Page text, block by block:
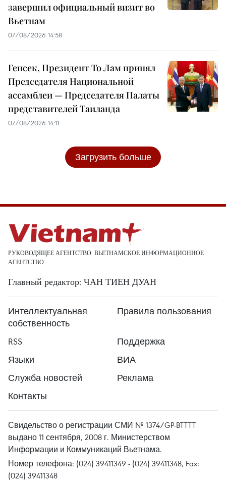
завершил официальный визит во
Вьетнам
07/08/2026 14:58
Генсек, Президент То Лам принял
Председателя Национальной
ассамблеи — Председателя Палаты
представителей Таиланда
07/08/2026 14:11
Загрузить больше
РУКОВОДЯЩЕЕ АГЕНТСТВО: ВЬЕТНАМСКОЕ ИНФОРМАЦИОННОЕ
АГЕНТСТВО
Главный редактор: ЧАН ТИЕН ДУАН
Интеллектуальная
собственность
Правила пользования
RSS
Поддержка
Языки
ВИА
Служба новостей
Реклама
Контакты
Свидельство о регистрации СМИ № 1374/GP-BTTTT
выдано 11 сентября, 2008 г. Министерством
Информации и Коммуникаций Вьетнама.
Номер телефона: (024) 39411349 - (024) 39411348, Fax:
(024) 39411348